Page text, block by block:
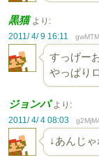
黒猫 より:
2011/ 4/ 9 16:11
すっげー
やっぱり
ジョンパ より:
2011/ 4/ 4 08:03
↓あんじ